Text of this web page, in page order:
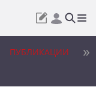
ПУБЛИКАЦИИ